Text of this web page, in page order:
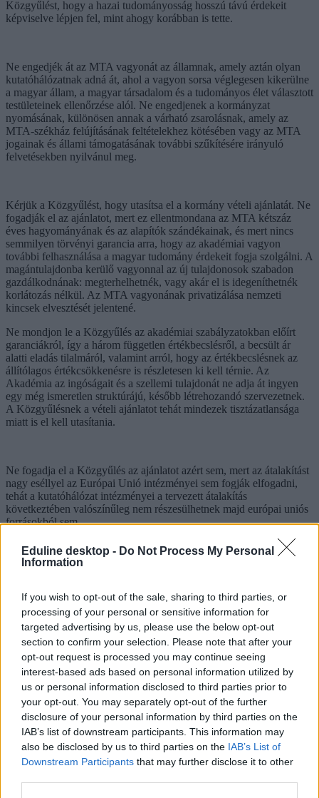
Eduline desktop - Do Not Process My Personal
Information
If you wish to opt-out of the sale, sharing to third parties, or
processing of your personal or sensitive information for
targeted advertising by us, please use the below opt-out
section to confirm your selection. Please note that after your
opt-out request is processed you may continue seeing
interest-based ads based on personal information utilized by
us or personal information disclosed to third parties prior to
your opt-out. You may separately opt-out of the further
disclosure of your personal information by third parties on the
IAB’s list of downstream participants. This information may
also be disclosed by us to third parties on the IAB’s List of
Downstream Participants that may further disclose it to other
Közgyűlést, hogy a hazai tudományosság hosszú távú érdekeit
képviselve lépjen fel, mint ahogy korábban is tette.
Ne engedjék át az MTA vagyonát az államnak, amely aztán olyan
kutatóhálózatnak adná át, ahol a vagyon sorsa véglegesen kikerülne
a magyar állam, a magyar társadalom és a tudományos élet választott
testületeinek ellenőrzése alól. Ne engedjenek a kormányzat
nyomásának, különösen annak a várható zsarolásnak, amely az
MTA-székház felújításának feltételekhez kötésében vagy az MTA
jogainak és állami támogatásának további szűkítésére irányuló
felvetésekben nyilvánul meg.
Kérjük a Közgyűlést, hogy utasítsa el a kormány vételi ajánlatát. Ne
fogadják el az ajánlatot, mert ez ellentmondana az MTA kétszáz
éves hagyományának és az alapítók szándékainak, és mert nincs
semmilyen törvényi garancia arra, hogy az akadémiai vagyon
további felhasználása a magyar tudomány érdekeit fogja szolgálni. A
magántulajdonba kerülő vagyonnal az új tulajdonosok szabadon
gazdálkodnának: megterhelhetnék, vagy akár el is idegeníthetnék
korlátozás nélkül. Az MTA vagyonának privatizálása nemzeti
kincsek elvesztését jelentené.
Ne mondjon le a Közgyűlés az akadémiai szabályzatokban előírt
garanciákról, így a három független értékbecslésről, a becsült ár
alatti eladás tilalmáról, valamint arról, hogy az értékbecslésnek az
állítólagos értékcsökkenésre is részletesen ki kell térnie. Az
Akadémia az ingóságait és a szellemi tulajdonát ne adja át ingyen
egy még ismeretlen struktúrájú, később létrehozandó szervezetnek.
A Közgyűlésnek a vételi ajánlatot tehát mindezek tisztázatlansága
miatt is el kell utasítania.
Ne fogadja el a Közgyűlés az ajánlatot azért sem, mert az átalakítást
nagy eséllyel az Európai Unió intézményei sem fogják elfogadni,
tehát a kutatóhálózat intézményei a tervezett átalakítás
következtében valószínűleg nem részesülhetnek majd európai uniós
forrásokból sem.
Tisztelt Közgyűlési Tagok!
Biztosak vagyunk abban, hogy nem erről a feladatról álmodtak,
amikor elfogadták az MTA közgyűlési tagságával járó feladatokat és
felelősséget. Kérjük, hogy a Magyar Tudományos Akadémia 200
éves történetéhez és haladó hagyományaihoz méltó, felelős döntést
hozzanak az MTA-ra nehezedő politikai nyomástól függetlenül. Ne
vállaljanak kényszerű, elhamarkodott, meggondolatlan
kompromisszumot, hanem a magyar tudomány jövőjét és az ország
hosszú távú érdekeit vegyék figyelembe.
Az Akadémiai Dolgozók Fóruma továbbra is kiáll a magas
színvonalú kutatás iránti elkötelezettség, a tudomány autonómiája és
meritokratikus hagyományai mellett, és abban a meggyőződésben